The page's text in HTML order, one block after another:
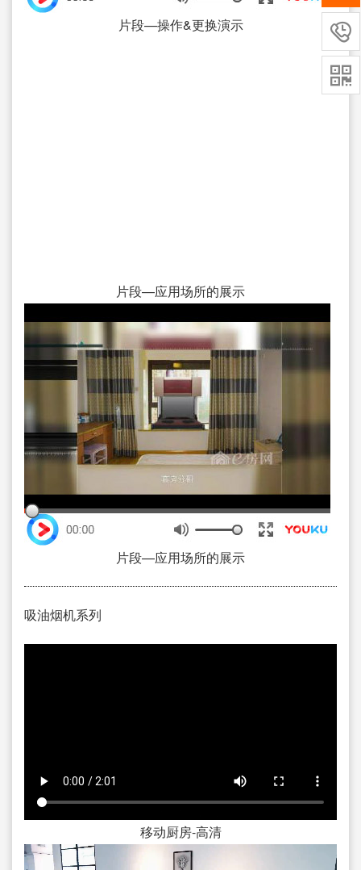
片段—操作&更换演示
片段—应用场所的展示
片段—应用场所的展示
吸油烟机系列
移动厨房-高清

